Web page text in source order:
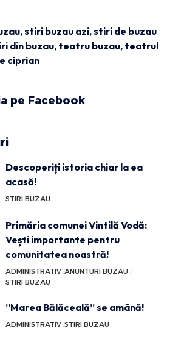
,stiri buzau azi,stiri de buzau
din buzau, teatru buzau, teatrul
ciprian
pe Facebook
Descoperiți istoria chiar la ea
acasă!
STIRI BUZAU
Primăria comunei Vintilă Vodă:
Vești importante pentru
comunitatea noastră!
ADMINISTRATIV ANUNTURI BUZAU
STIRI BUZAU
”Marea Bălăceală” se amână!
ADMINISTRATIV STIRI BUZAU